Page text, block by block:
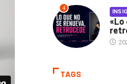
4
«Lo
TAGS